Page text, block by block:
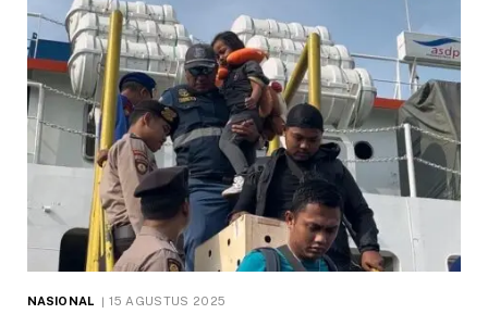
NASIONAL 15 AGUSTUS 2025